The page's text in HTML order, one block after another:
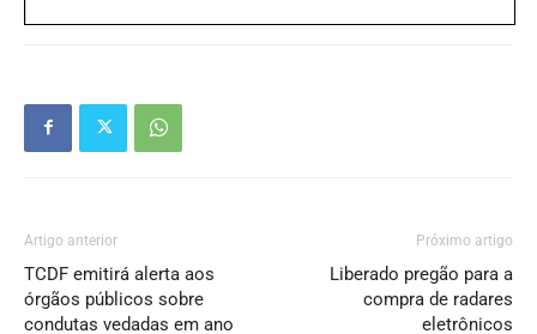
Artigo anterior
TCDF emitirá alerta aos
órgãos públicos sobre
condutas vedadas em ano
Próximo artigo
Liberado pregão para a
compra de radares
eletrônicos